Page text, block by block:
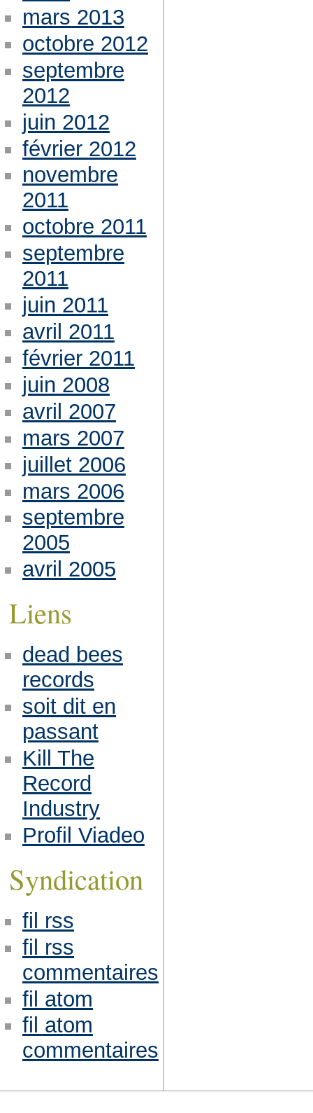
mars 2013
octobre 2012
septembre
2012
juin 2012
février 2012
novembre
2011
octobre 2011
septembre
2011
juin 2011
avril 2011
février 2011
juin 2008
avril 2007
mars 2007
juillet 2006
mars 2006
septembre
2005
avril 2005
Liens
dead bees
records
soit dit en
passant
Kill The
Record
Industry
Profil Viadeo
Syndication
fil rss
fil rss
commentaires
fil atom
fil atom
commentaires